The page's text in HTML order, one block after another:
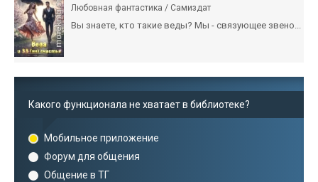
Любовная фантастика / Самиздат
Вы знаете, кто такие веды? Мы - связующее звено...
Какого функционала не хватает в библиотеке?
Мобильное приложение
Форум для общения
Общение в ТГ